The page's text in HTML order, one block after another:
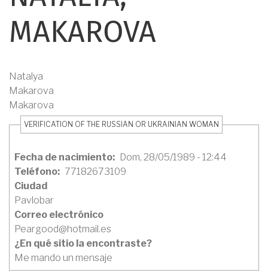
AYUDA
A
LA
NAVEGACIÓN
MAKAROVA
Natalya
Makarova
Makarova
VERIFICATION OF THE RUSSIAN OR UKRAINIAN WOMAN
Fecha de nacimiento
Dom, 28/05/1989 - 12:44
Teléfono
77182673109
Ciudad
Pavlobar
Correo electrónico
Peargood@hotmail.es
¿En qué sitio la encontraste?
Me mando un mensaje